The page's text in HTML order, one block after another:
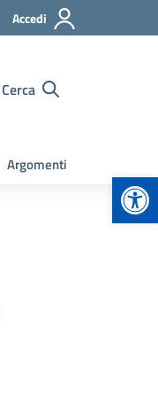
Accedi
Cerca
Argomenti